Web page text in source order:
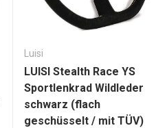
Luisi
LUISI Stealth Race YS
Sportlenkrad Wildleder
schwarz (flach
geschüsselt / mit TÜV)